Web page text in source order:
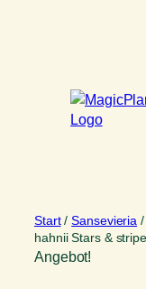
Start/Sansevieria /
hahnii Stars &
Angebot!